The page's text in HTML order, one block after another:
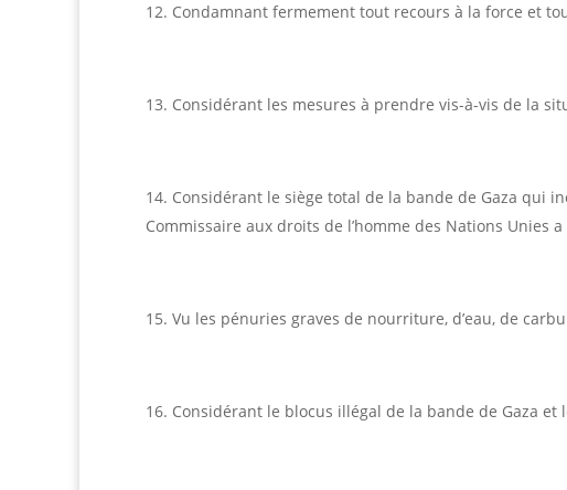
Condamnant fermement tout recours à la force et
Considérant les mesures à prendre vis-à-vis de la
Considérant le siège total de la bande de Gaza qui
Commissaire aux droits de l’homme des Nations
Vu les pénuries graves de nourriture, d’eau, de
Considérant le blocus illégal de la bande de Gaza